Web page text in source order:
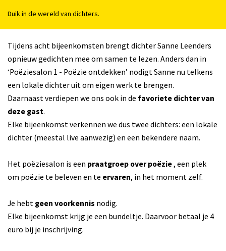
Duik in de wereld van dichters.
Tijdens acht bijeenkomsten brengt dichter Sanne Leenders
opnieuw gedichten mee om samen te lezen. Anders dan in
‘Poëziesalon 1 - Poëzie ontdekken’ nodigt Sanne nu telkens
een lokale dichter uit om eigen werk te brengen.
Daarnaast verdiepen we ons ook in de favoriete dichter van
deze gast.
Elke bijeenkomst verkennen we dus twee dichters: een lokale
dichter (meestal live aanwezig) en een bekendere naam.
Het poëziesalon is een praatgroep over poëzie, een plek
om poëzie te beleven en te ervaren, in het moment zelf.
Je hebt geen voorkennis nodig.
Elke bijeenkomst krijg je een bundeltje. Daarvoor betaal je 4
euro bij je inschrijving.